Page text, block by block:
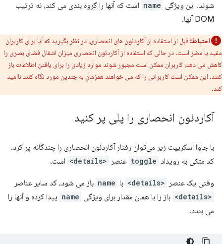
شوند. این ویژگی name است که آنها را گروه بندی می کند، نه ترتیب
DOM آنها.
احتیاط: قبل از استفاده از آکاردئون های انحصاری، در نظر بگیرید که آیا برای کاربران
مفید یا مضر است. در حالی که استفاده از آکاردئون انحصاری میزان اشغال فضای بصری را
کاهش می دهد، کاربران ممکن است مجبور شوند موارد زیادی را برای یافتن اطلاعات باز
کنند. این ممکن است کاربرانی را که می خواهند همزمان به چندین مورد نگاه کنند ناامید
کند.
آکاردئون انحصاری را پلی پر کنید
با جاوا اسکریپت زیر می‌توان رفتار آکاردئون انحصاری را چندگانه پر کرد.
کد متکی به رویداد toggle عنصر <details> است.
وقتی یک عنصر <details> با name باز می شود، کد سایر عناصر
<details> باز را با همان مقدار برای ویژگی name پیدا کرده و آنها را
می بندد.